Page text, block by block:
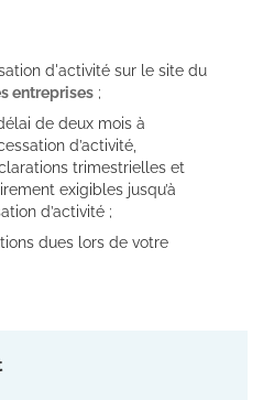
d'activité sur le site du
entreprises ;
de deux mois à
d’activité,
trimestrielles et
exigibles jusqu’à
d’activité ;
dues lors de votre